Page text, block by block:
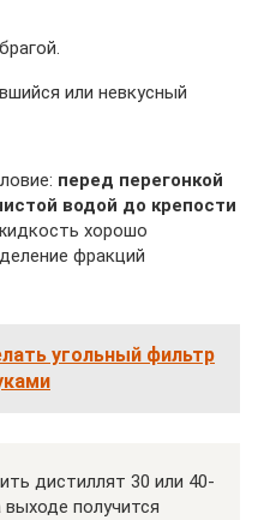
или невкусный
перед перегонкой
водой до крепости
хорошо
фракций
угольный фильтр
дистиллят 30 или 40-
получится